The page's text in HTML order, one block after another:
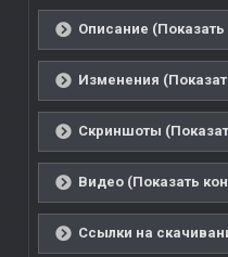
Описание (Показать
Изменения
Скриншоты
Видео (Показать
Ссылки на